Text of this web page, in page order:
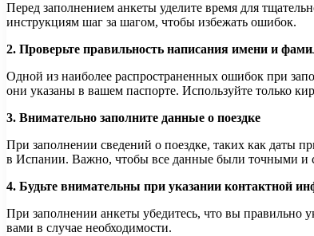
Перед заполнением анкеты уделите время для
инструкциям шаг за шагом, чтобы избежать ошибок.
2. Проверьте правильность написания имени и
Одной из наиболее распространенных ошибок при
они указаны в вашем паспорте. Используйте только
3. Внимательно заполните данные о поездке
При заполнении сведений о поездке, таких как даты
в Испании. Важно, чтобы все данные были точными и
4. Будьте внимательны при указании контактной
При заполнении анкеты убедитесь, что вы правильно
вами в случае необходимости.